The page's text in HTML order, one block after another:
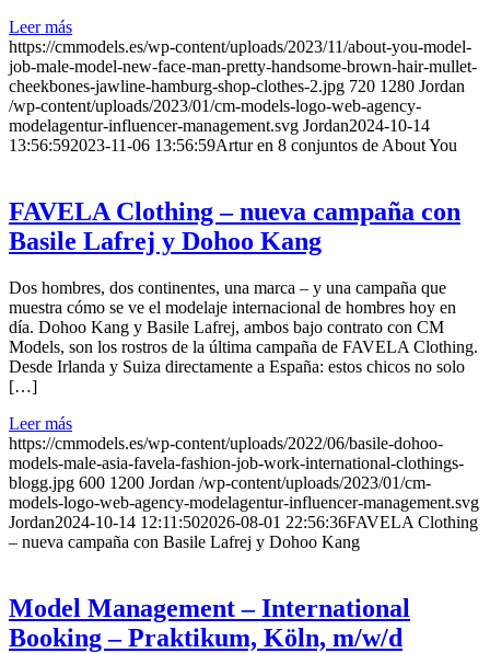
Leer más
https://cmmodels.es/wp-content/uploads/2023/11/about-you-model-
job-male-model-new-face-man-pretty-handsome-brown-hair-mullet-
cheekbones-jawline-hamburg-shop-clothes-2.jpg 720 1280 Jordan
/wp-content/uploads/2023/01/cm-models-logo-web-agency-
modelagentur-influencer-management.svg Jordan2024-10-14
13:56:592023-11-06 13:56:59Artur en 8 conjuntos de About You
FAVELA Clothing – nueva campaña con
Basile Lafrej y Dohoo Kang
Dos hombres, dos continentes, una marca – y una campaña que
muestra cómo se ve el modelaje internacional de hombres hoy en
día. Dohoo Kang y Basile Lafrej, ambos bajo contrato con CM
Models, son los rostros de la última campaña de FAVELA Clothing.
Desde Irlanda y Suiza directamente a España: estos chicos no solo
[…]
Leer más
https://cmmodels.es/wp-content/uploads/2022/06/basile-dohoo-
models-male-asia-favela-fashion-job-work-international-clothings-
blogg.jpg 600 1200 Jordan /wp-content/uploads/2023/01/cm-
models-logo-web-agency-modelagentur-influencer-management.svg
Jordan2024-10-14 12:11:502026-08-01 22:56:36FAVELA Clothing
– nueva campaña con Basile Lafrej y Dohoo Kang
Model Management – International
Booking – Praktikum, Köln, m/w/d